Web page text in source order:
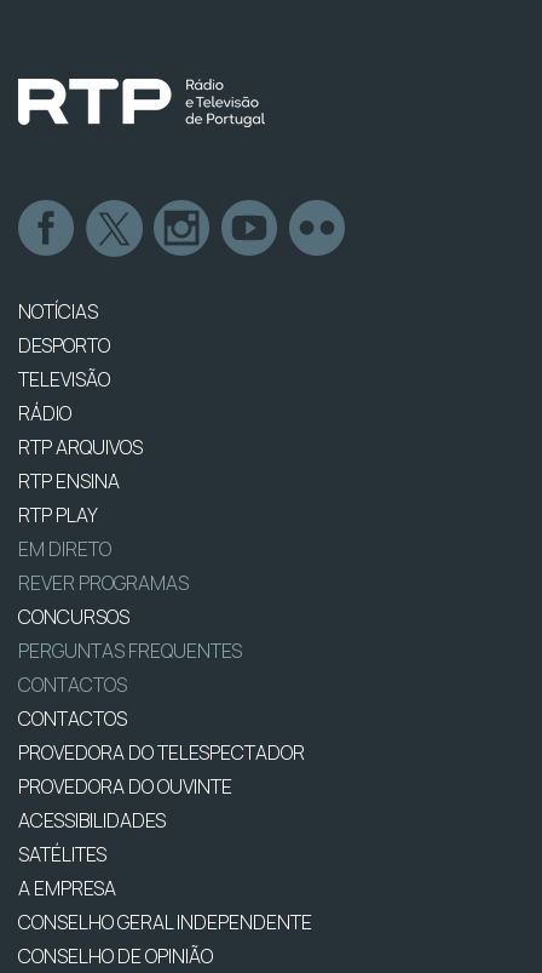
NOTÍCIAS
DESPORTO
TELEVISÃO
RÁDIO
RTP ARQUIVOS
RTP ENSINA
RTP PLAY
EM DIRETO
REVER PROGRAMAS
CONCURSOS
PERGUNTAS FREQUENTES
CONTACTOS
CONTACTOS
PROVEDORA DO TELESPECTADOR
PROVEDORA DO OUVINTE
ACESSIBILIDADES
SATÉLITES
A EMPRESA
CONSELHO GERAL INDEPENDENTE
CONSELHO DE OPINIÃO